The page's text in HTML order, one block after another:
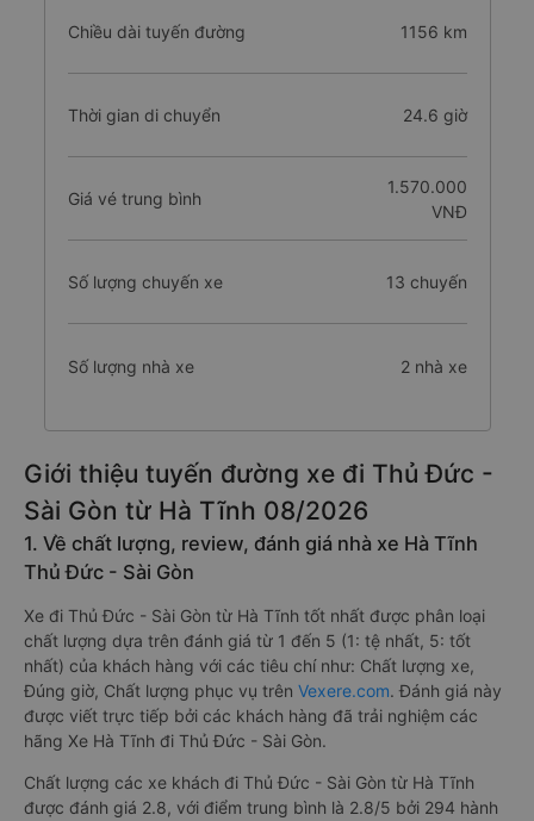
Chiều dài tuyến đường 1156 km
Thời gian di chuyển 24.6 giờ
Giá vé trung bình
1.570.000
VNĐ
Số lượng chuyến xe 13 chuyến
Số lượng nhà xe 2 nhà xe
Giới thiệu tuyến đường xe đi Thủ Đức -
Sài Gòn từ Hà Tĩnh 08/2026
1. Về chất lượng, review, đánh giá nhà xe Hà Tĩnh
Thủ Đức - Sài Gòn
Xe đi Thủ Đức - Sài Gòn từ Hà Tĩnh tốt nhất được phân loại
chất lượng dựa trên đánh giá từ 1 đến 5 (1: tệ nhất, 5: tốt
nhất) của khách hàng với các tiêu chí như: Chất lượng xe,
Đúng giờ, Chất lượng phục vụ trên Vexere.com. Đánh giá này
được viết trực tiếp bởi các khách hàng đã trải nghiệm các
hãng Xe Hà Tĩnh đi Thủ Đức - Sài Gòn.
Chất lượng các xe khách đi Thủ Đức - Sài Gòn từ Hà Tĩnh
được đánh giá 2.8, với điểm trung bình là 2.8/5 bởi 294 hành